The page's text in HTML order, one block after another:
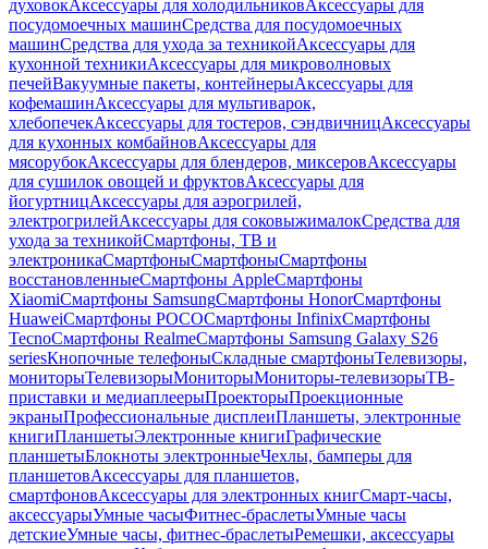
духовокАксессуары для холодильниковАксессуары для
посудомоечных машинСредства для посудомоечных
машинСредства для ухода за техникойАксессуары для
кухонной техникиАксессуары для микроволновых
печейВакуумные пакеты, контейнерыАксессуары для
кофемашинАксессуары для мультиварок,
хлебопечекАксессуары для тостеров, сэндвичницАксессуары
для кухонных комбайновАксессуары для
мясорубокАксессуары для блендеров, миксеровАксессуары
для сушилок овощей и фруктовАксессуары для
йогуртницАксессуары для аэрогрилей,
электрогрилейАксессуары для соковыжималокСредства для
ухода за техникойСмартфоны, ТВ и
электроникаСмартфоныСмартфоныСмартфоны
восстановленныеСмартфоны AppleСмартфоны
XiaomiСмартфоны SamsungСмартфоны HonorСмартфоны
HuaweiСмартфоны POCOСмартфоны InfinixСмартфоны
TecnoСмартфоны RealmeСмартфоны Samsung Galaxy S26
seriesКнопочные телефоныСкладные смартфоныТелевизоры,
мониторыТелевизорыМониторыМониторы-телевизорыТВ-
приставки и медиаплеерыПроекторыПроекционные
экраныПрофессиональные дисплеиПланшеты, электронные
книгиПланшетыЭлектронные книгиГрафические
планшетыБлокноты электронныеЧехлы, бамперы для
планшетовАксессуары для планшетов,
смартфоновАксессуары для электронных книгСмарт-часы,
аксессуарыУмные часыФитнес-браслетыУмные часы
детскиеУмные часы, фитнес-браслетыРемешки, аксессуары